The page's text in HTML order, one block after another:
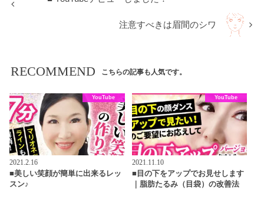
注意すべきは眉間のシワ
RECOMMEND こちらの記事も人気です。
YouTube
2021.2.16
■美しい笑顔が簡単に出来るレッ
スン♪
YouTube
2021.11.10
■目の下をアップでお見せします
｜脂肪たるみ（目袋）の改善法